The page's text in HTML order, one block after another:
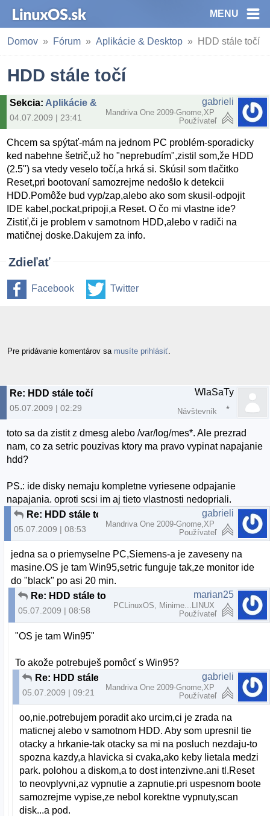
MENU
Domov Fórum Aplikácie & Desktop HDD stále točí
HDD stále točí
Sekcia: Aplikácie & Desktop
04.07.2009 | 23:41
gabrieli
Mandriva One 2009-Gnome,XP
Používateľ
Chcem sa spýtať-mám na jednom PC problém-sporadicky
ked nabehne šetrič,už ho "neprebudím",zistil som,že HDD
(2.5") sa vtedy veselo točí,a hrká si. Skúsil som tlačitko
Reset,pri bootovaní samozrejme nedošlo k detekcii
HDD.Pomôže bud vyp/zap,alebo ako som skusil-odpojit
IDE kabel,pockat,pripoji,a Reset. O čo mi vlastne ide?
Zistiť,či je problem v samotnom HDD,alebo v radiči na
matičnej doske.Dakujem za info.
Zdieľať
Facebook Twitter
Pre pridávanie komentárov sa musíte prihlásiť
Re: HDD stále točí
05.07.2009 | 02:29
WlaSaTy
Návštevník
toto sa da zistit z dmesg alebo /var/log/mes*. Ale prezrad
nam, co za setric pouzivas ktory ma pravo vypinat napajanie
hdd?
PS.: ide disky nemaju kompletne vyriesene odpajanie
napajania. oproti scsi im aj tieto vlastnosti nedopriali.
Re: HDD stále točí
05.07.2009 | 08:53
gabrieli
Mandriva One 2009-Gnome,XP
Používateľ
jedna sa o priemyselne PC,Siemens-a je zaveseny na
masine.OS je tam Win95,setric funguje tak,ze monitor ide
do "black" po asi 20 min.
Re: HDD stále točí
05.07.2009 | 08:58
marian25
PCLinuxOS, Minime...LINUX
Používateľ
"OS je tam Win95"
To akože potrebuješ pomôcť s Win95?
Re: HDD stále točí
05.07.2009 | 09:21
gabrieli
Mandriva One 2009-Gnome,XP
Používateľ
oo,nie.potrebujem poradit ako urcim,ci je zrada na
maticnej alebo v samotnom HDD. Aby som upresnil tie
otacky a hrkanie-tak otacky sa mi na posluch nezdaju-to
spozna kazdy,a hlavicka si cvaka,ako keby lietala medzi
park. polohou a diskom,a to dost intenzivne.ani tl.Reset
to neovplyvni,az vypnutie a zapnutie.pri uspesnom boote
samozrejme vypise,ze nebol korektne vypnuty,scan
disk...a pod.